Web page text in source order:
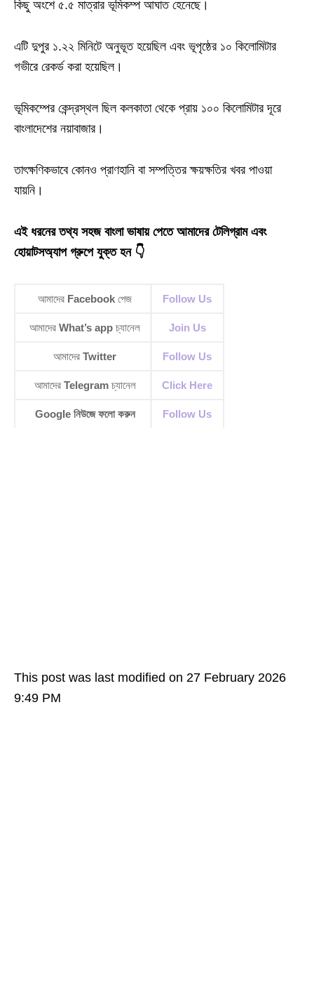
কিছু অংশে ৫.৫ মাত্রার ভূমিকম্প আঘাত হেনেছে।
এটি দুপুর ১.২২ মিনিটে অনুভূত হয়েছিল এবং ভূপৃষ্ঠের ১০ কিলোমিটার
গভীরে রেকর্ড করা হয়েছিল।
ভূমিকম্পের কেন্দ্রস্থল ছিল কলকাতা থেকে প্রায় ১০০ কিলোমিটার দূরে
বাংলাদেশের নয়াবাজার।
তাৎক্ষণিকভাবে কোনও প্রাণহানি বা সম্পত্তির ক্ষয়ক্ষতির খবর পাওয়া
যায়নি।
এই ধরনের তথ্য সহজ বাংলা ভাষায় পেতে আমাদের টেলিগ্রাম এবং
হোয়াটসঅ্যাপ গ্রুপে যুক্ত হন 👇
আমাদের Facebook পেজ Follow Us
আমাদের What’s appচ্যানেল Join Us
আমাদের Twitter Follow Us
আমাদের Telegramচ্যানেল Click Here
Google নিউজে ফলো করুন Follow Us
This post was last modified on 27 February 2026
9:49 PM